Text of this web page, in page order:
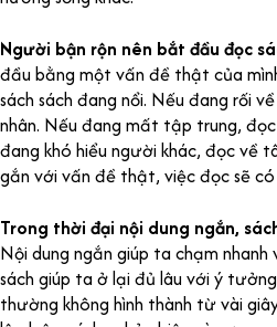
Người bận rộn nên bắt đầu đọc
đầu bằng một vấn đề thật của
sách sách đang nổi. Nếu đang rối
nhân. Nếu đang mất tập trung,
đang khó hiểu người khác, đọc về
gắn với vấn đề thật, việc đọc sẽ
Trong thời đại nội dung ngắn,
Nội dung ngắn giúp ta chạm
sách giúp ta ở lại đủ lâu với ý
thường không hình thành từ vài